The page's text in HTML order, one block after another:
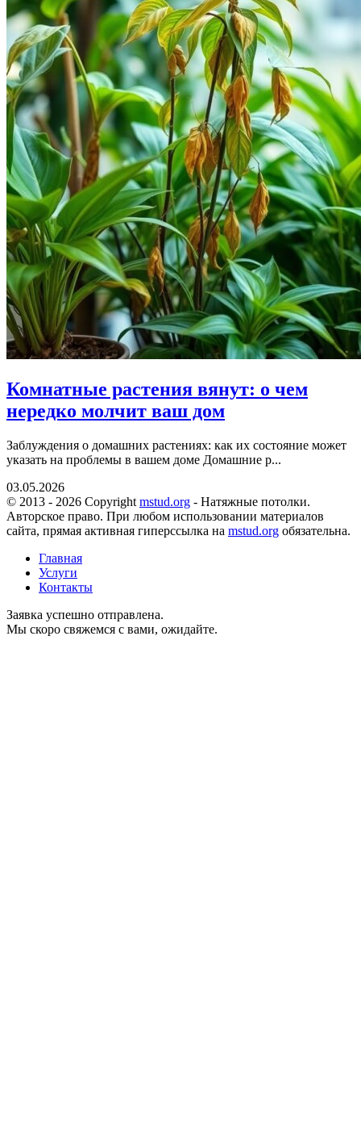
Комнатные растения вянут: о чем
нередко молчит ваш дом
Заблуждения о домашних растениях: как их состояние может
указать на проблемы в вашем доме Домашние р...
03.05.2026
© 2013 - 2026 Copyright mstud.org - Натяжные потолки.
Авторское право. При любом использовании материалов
сайта, прямая активная гиперссылка на mstud.org обязательна.
Главная
Услуги
Контакты
Заявка успешно отправлена.
Мы скоро свяжемся с вами, ожидайте.